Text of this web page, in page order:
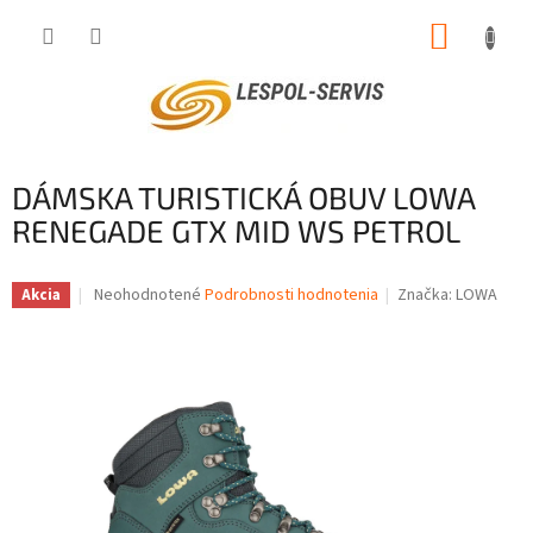
DÁMSKA TURISTICKÁ OBUV LOWA
RENEGADE GTX MID WS PETROL
Akcia
Priemerné
hviezdičiek.
Neohodnotené Podrobnosti hodnotenia Značka:LOWA